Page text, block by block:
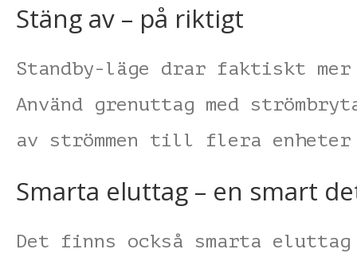
Stäng av – på riktigt
Standby-läge drar faktiskt
Använd grenuttag med
av strömmen till flera
Smarta eluttag – en smart
Det finns också smarta